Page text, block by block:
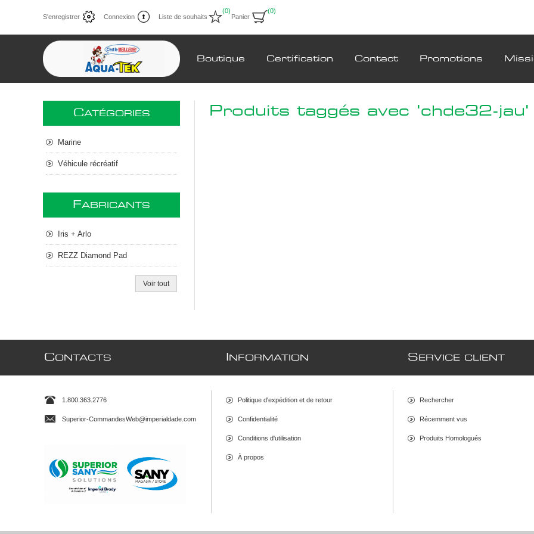
S'enregistrer Connexion Liste de souhaits
(0)
Panier
(0)
Boutique Certification Contact Promotions
Produits taggés avec 'chde32-jau'
CATÉGORIES
Marine
Véhicule récréatif
FABRICANTS
Iris + Arlo
REZZ Diamond Pad
Voir tout
CONTACTS
1.800.363.2776
Superior-CommandesWeb@imperialdade.com
NFORMATION
Politique d'expédition et de retour
Confidentialité
Conditions d'utilisation
À propos
S ERVICE CLIENT
Rechercher
Récemment vus
Produits Homologués